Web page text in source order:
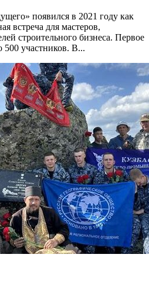
появился в 2021 году как
встреча для мастеров,
строительного бизнеса. Первое
500 участников. В...